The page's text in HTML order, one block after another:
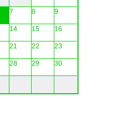
7 8 9
14 15 16
21 22 23
28 29 30